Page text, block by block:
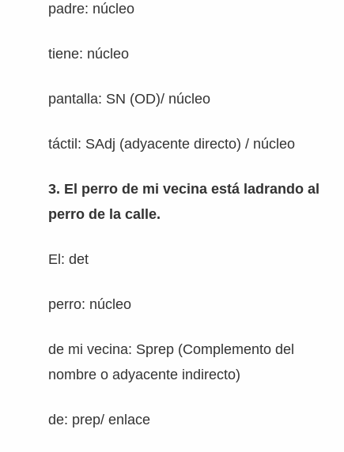
padre: núcleo
tiene: núcleo
pantalla: SN (OD)/ núcleo
táctil: SAdj (adyacente directo) / núcleo
3. El perro de mi vecina está ladrando al
perro de la calle.
El: det
perro: núcleo
de mi vecina: Sprep (Complemento del
nombre o adyacente indirecto)
de: prep/ enlace